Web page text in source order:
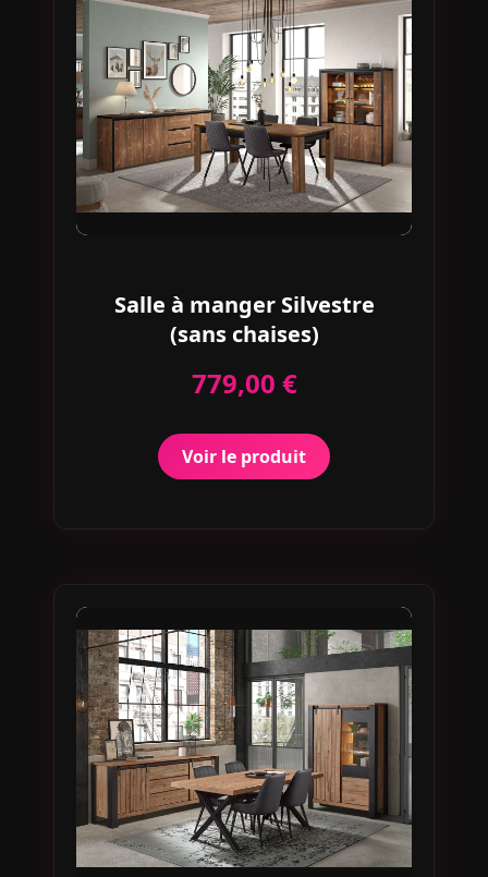
Salle à manger Silvestre
(sans chaises)
779,00 €
Voir le produit